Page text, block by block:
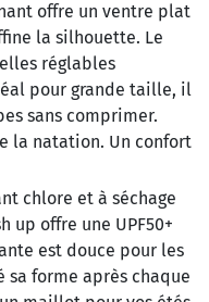
offre un ventre plat
la silhouette. Le
réglables
pour grande taille, il
sans comprimer.
la natation. Un confort
chlore et à séchage
up offre une UPF50+
est douce pour les
sa forme après chaque